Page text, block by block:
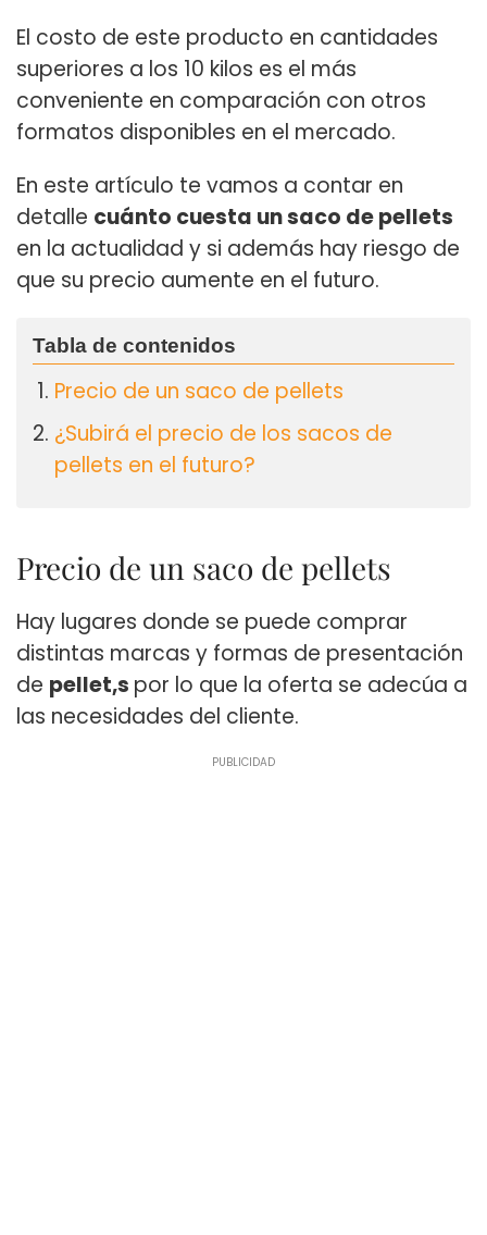
El costo de este producto en cantidades
superiores a los 10 kilos es el más
conveniente en comparación con otros
formatos disponibles en el mercado.
En este artículo te vamos a contar en
detalle cuánto cuesta un saco de pellets
en la actualidad y si además hay riesgo de
que su precio aumente en el futuro.
Precio de un saco de pellets
¿Subirá el precio de los sacos de
pellets en el futuro?
Precio de un saco de pellets
Hay lugares donde se puede comprar
distintas marcas y formas de presentación
de pellet,s por lo que la oferta se adecúa a
las necesidades del cliente.